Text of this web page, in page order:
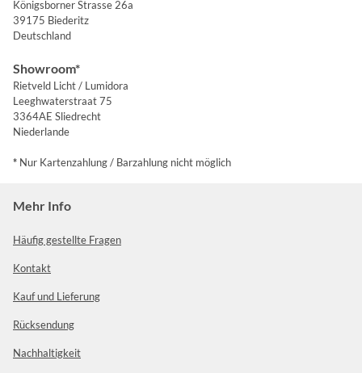
Königsborner Strasse 26a
39175 Biederitz
Deutschland
Showroom*
Rietveld Licht / Lumidora
Leeghwaterstraat 75
3364AE Sliedrecht
Niederlande
* Nur Kartenzahlung / Barzahlung nicht möglich
Mehr Info
Häufig gestellte Fragen
Kontakt
Kauf und Lieferung
Rücksendung
Nachhaltigkeit